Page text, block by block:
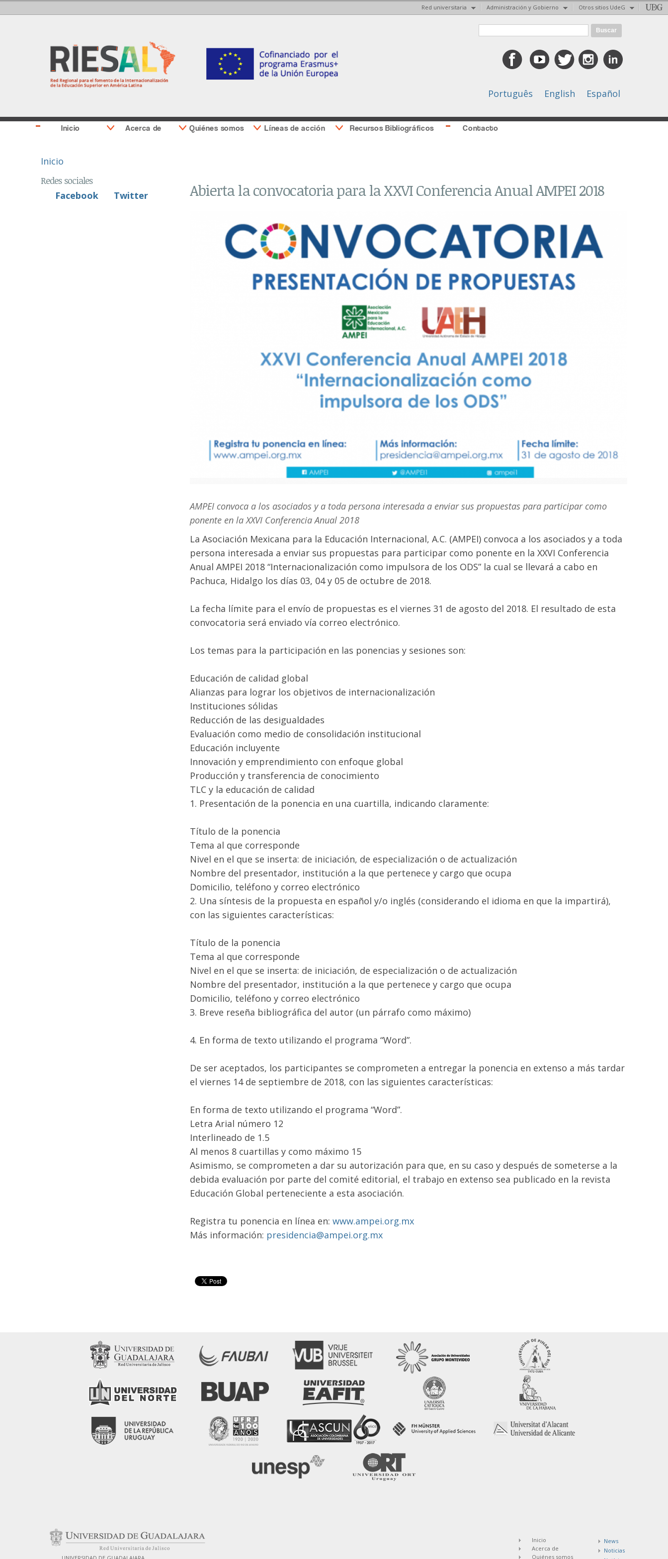
Red universitaria Administración y Gobierno Otros sitios UdeG
principal
lateral
derecha
Formulario de búsqueda
Português English Español
Inicio Acerca de Quiénes somos Líneas de acción Recursos Bibliográficos Contacto
Inicio
Redes sociales
Facebook
Twitter Abierta la convocatoria para la XXVI Conferencia Anual AMPEI 2018
AMPEI convoca a los asociados y a toda persona interesada a enviar sus propuestas para participar como
ponente en la XXVI Conferencia Anual 2018
La Asociación Mexicana para la Educación Internacional, A.C. (AMPEI) convoca a los asociados y a toda
persona interesada a enviar sus propuestas para participar como ponente en la XXVI Conferencia
Anual AMPEI 2018 “Internacionalización como impulsora de los ODS” la cual se llevará a cabo en
Pachuca, Hidalgo los días 03, 04 y 05 de octubre de 2018.
La fecha límite para el envío de propuestas es el viernes 31 de agosto del 2018. El resultado de esta
convocatoria será enviado vía correo electrónico.
Los temas para la participación en las ponencias y sesiones son:
Educación de calidad global
Alianzas para lograr los objetivos de internacionalización
Instituciones sólidas
Reducción de las desigualdades
Evaluación como medio de consolidación institucional
Educación incluyente
Innovación y emprendimiento con enfoque global
Producción y transferencia de conocimiento
TLC y la educación de calidad
1. Presentación de la ponencia en una cuartilla, indicando claramente:
Título de la ponencia
Tema al que corresponde
Nivel en el que se inserta: de iniciación, de especialización o de actualización
Nombre del presentador, institución a la que pertenece y cargo que ocupa
Domicilio, teléfono y correo electrónico
2. Una síntesis de la propuesta en español y/o inglés (considerando el idioma en que la impartirá),
con las siguientes características:
Título de la ponencia
Tema al que corresponde
Nivel en el que se inserta: de iniciación, de especialización o de actualización
Nombre del presentador, institución a la que pertenece y cargo que ocupa
Domicilio, teléfono y correo electrónico
3. Breve reseña bibliográfica del autor (un párrafo como máximo)
4. En forma de texto utilizando el programa “Word”.
De ser aceptados, los participantes se comprometen a entregar la ponencia en extenso a más tardar
el viernes 14 de septiembre de 2018, con las siguientes características:
En forma de texto utilizando el programa “Word”.
Letra Arial número 12
Interlineado de 1.5
Al menos 8 cuartillas y como máximo 15
Asimismo, se comprometen a dar su autorización para que, en su caso y después de someterse a la
debida evaluación por parte del comité editorial, el trabajo en extenso sea publicado en la revista
Educación Global perteneciente a esta asociación.
Registra tu ponencia en línea en: www.ampei.org.mx
Más información: presidencia@ampei.org.mx
News
Noticias
Inicio
Acerca de
Quiénes somos